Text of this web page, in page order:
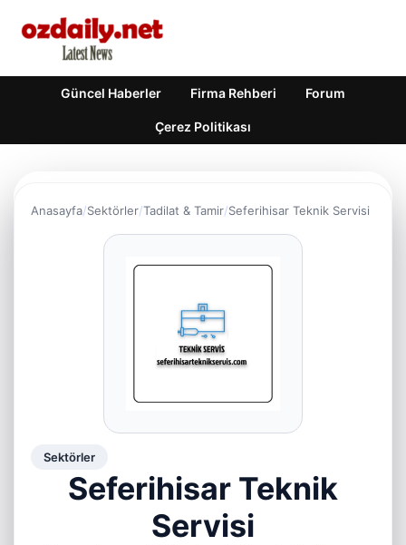
Güncel Haberler Firma Rehberi Forum
Çerez Politikası
Anasayfa Sektörler Tadilat & Tamir Seferihisar Teknik Servisi
Sektörler
Seferihisar Teknik
Servisi